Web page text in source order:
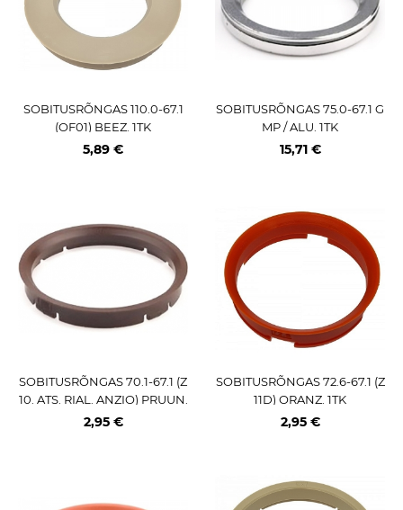
SOBITUSRÕNGAS 110.0-67.1
(OF01) BEEZ. 1TK
5,89 €
SOBITUSRÕNGAS 75.0-67.1 G
MP / ALU. 1TK
15,71 €
SOBITUSRÕNGAS 70.1-67.1 (Z
10. ATS. RIAL. ANZIO) PRUUN.
1TK
2,95 €
SOBITUSRÕNGAS 72.6-67.1 (Z
11D) ORANZ. 1TK
2,95 €